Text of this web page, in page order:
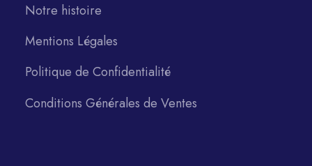
Notre histoire
Mentions Légales
Politique de Confidentialité
Conditions Générales de Ventes